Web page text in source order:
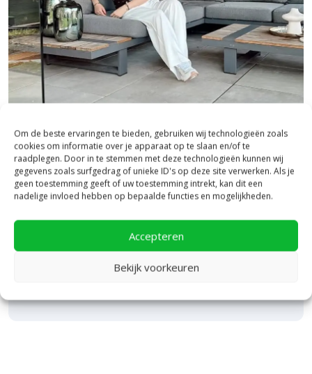
Om de beste ervaringen te bieden, gebruiken wij technologieën zoals
cookies om informatie over je apparaat op te slaan en/of te
raadplegen. Door in te stemmen met deze technologieën kunnen wij
gegevens zoals surfgedrag of unieke ID's op deze site verwerken. Als je
geen toestemming geeft of uw toestemming intrekt, kan dit een
nadelige invloed hebben op bepaalde functies en mogelijkheden.
Accepteren
Bekijk voorkeuren
Bezoek onze vestiging in Heerde,
inspiratie binnen én buiten!
Laat je inspireren in ons 2.500 m² experience centre,
binnen én buiten. Hier ontdek je de nieuwste
bestratingstrends, zie je materialen in het echt en krijg
je, als je dat wilt, specialistisch advies van ons team.
Een rondje samen en de ideeën stromen vanzelf